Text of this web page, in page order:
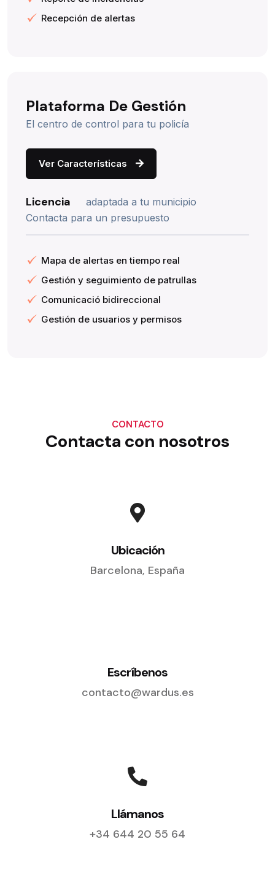
Recepción de alertas
Plataforma De Gestión
El centro de control para tu policía
Ver Características
Licencia
adaptada a tu municipio
Contacta para un presupuesto
Mapa de alertas en tiempo real
Gestión y seguimiento de patrullas
Comunicació bidireccional
Gestión de usuarios y permisos
CONTACTO
Contacta con nosotros
Ubicación
Barcelona, España
Escríbenos
contacto@wardus.es
Llámanos
+34 644 20 55 64